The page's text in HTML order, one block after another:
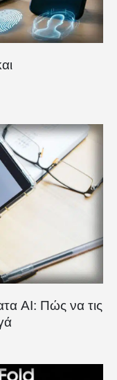
AI: Πώς να τις